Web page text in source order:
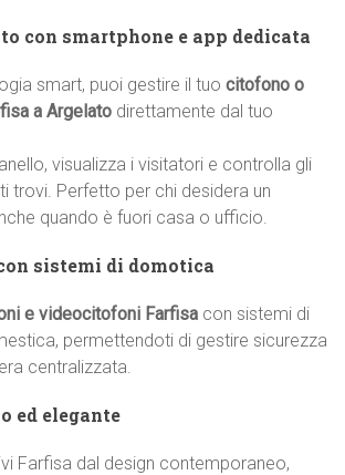
con smartphone e app dedicata
smart, puoi gestire il tuocitofono o
a Argelato direttamente dal tuo
visualizza i visitatori e controlla gli
trovi. Perfetto per chi desidera un
quando è fuori casa o ufficio.
sistemi di domotica
e videocitofoni Farfisa con sistemi di
permettendoti di gestire sicurezza
centralizzata.
ed elegante
Farfisa dal design contemporaneo,